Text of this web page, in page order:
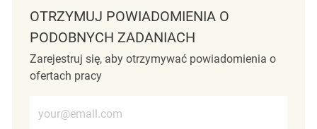
OTRZYMUJ POWIADOMIENIA O
PODOBNYCH ZADANIACH
Zarejestruj się, aby otrzymywać powiadomienia o
ofertach pracy